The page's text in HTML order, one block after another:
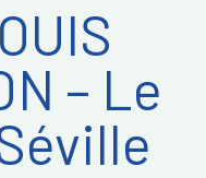
– Le